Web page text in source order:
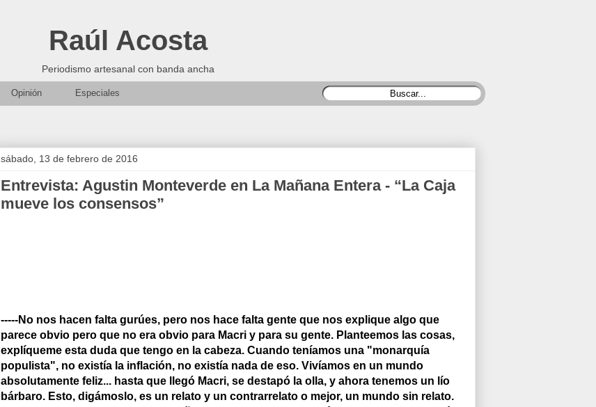
Raúl Acosta
Periodismo artesanal con banda ancha
Opinión Especiales
sábado, 13 de febrero de 2016
Entrevista: Agustin Monteverde en La Mañana Entera - “La Caja
mueve los consensos”
-----No nos hacen falta gurúes, pero nos hace falta gente que nos explique algo que
parece obvio pero que no era obvio para Macri y para su gente. Planteemos las cosas,
explíqueme esta duda que tengo en la cabeza. Cuando teníamos una "monarquía
populista", no existía la inflación, no existía nada de eso. Vivíamos en un mundo
absolutamente feliz... hasta que llegó Macri, se destapó la olla, y ahora tenemos un lío
bárbaro. Esto, digámoslo, es un relato y un contrarrelato o mejor, un mundo sin relato.